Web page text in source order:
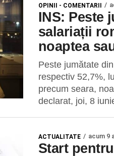
OPINII - COMENTARII
INS: Peste
salariații
noaptea
Peste jumătate
respectiv 52,7%,
precum seara,
declarat, joi, 8
ACTUALITATE acum 9
Start